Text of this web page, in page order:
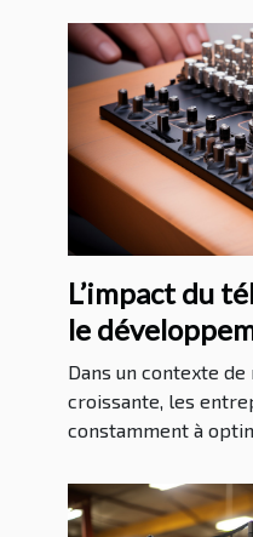
L’impact du
le
international
Dans un contexte
croissante, les
constamment à